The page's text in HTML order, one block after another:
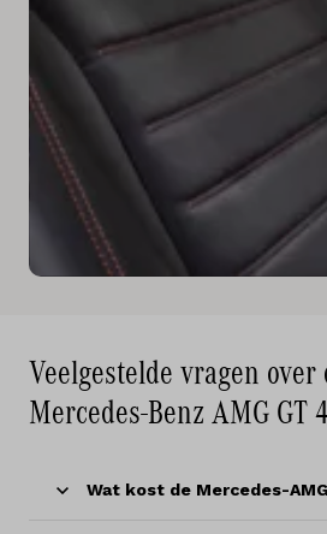
Veelgestelde vragen
Mercedes-Benz AMG GT
Wat kost de Mercedes-